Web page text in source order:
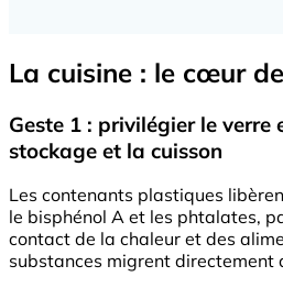
La cuisine : le cœur
Geste 1 : privilégier le verre
stockage et la cuisson
Les contenants plastiques
le bisphénol A et les phtalates,
contact de la chaleur et des
substances migrent directement